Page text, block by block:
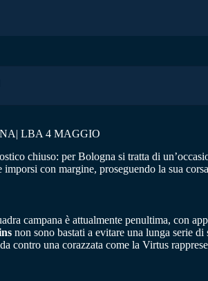
LBA 4 MAGGIO
chiuso: per Bologna si tratta di
con margine, proseguendo la sua
campana è attualmente penultima, con
non sono bastati a evitare una lunga serie
contro una corazzata come la Virtus